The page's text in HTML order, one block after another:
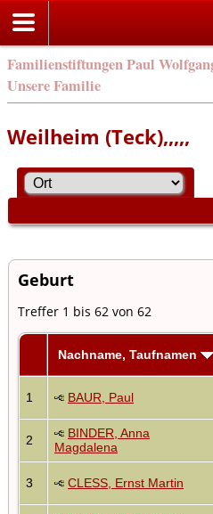
Familienstiftungen Paul
Unsere Familie
Weilheim (Teck),,,,,
Geburt
Treffer 1 bis 62 von 62
Nachname, Taufnamen
1 BAUR, Paul
2
BINDER, Anna
Magdalena
3 CLESS, Ernst Martin